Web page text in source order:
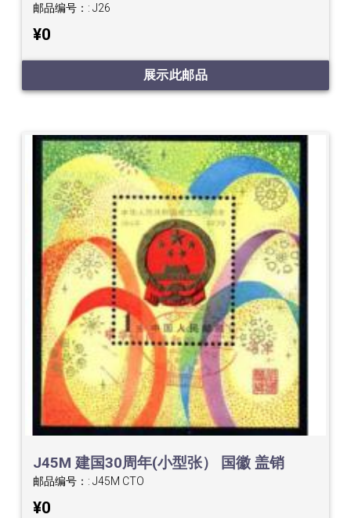
邮品编号：:J26
¥0
展示此邮品
J45M 建国30周年(小型张） 国徽 盖销
邮品编号：:J45M CTO
¥0